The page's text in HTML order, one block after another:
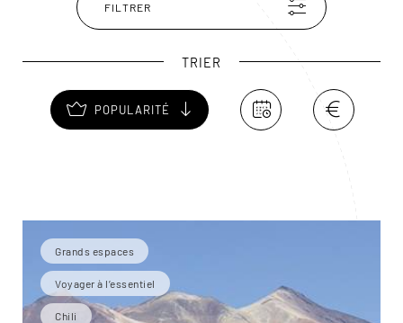
FILTRER
TRIER
POPULARITÉ
Grands espaces
Voyager à l’essentiel
Chili